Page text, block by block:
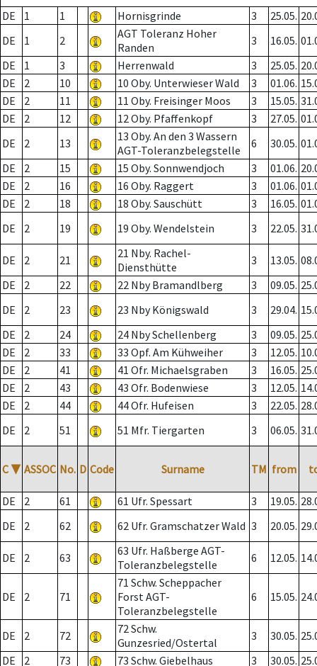
DE 1 1 Hornisgrinde 3 25.05.
DE
1 2
AGT Toleranz Hoher
Randen
3 16.05.
DE
1 3 Herrenwald 3 25.05.
DE
2 10 10 Oby. Unterwieser Wald 3 01.06.
DE
2 11 11 Oby. Freisinger Moos 3 15.05.
DE
2 12 12 Oby. Pfaffenkopf 3 27.05.
DE
2 13
13 Oby. An den 3 Wassern
AGT-Toleranzbelegstelle
6 30.05.
DE
2 15 15 Oby. Sonnwendjoch 3 01.06.
DE
2 16 16 Oby. Raggert 3 01.06.
DE
2 18 18 Oby. Sauschütt 3 16.05.
DE
2 19 19 Oby. Wendelstein 3 22.05.
DE 2 21
21 Nby. Rachel-
Diensthütte
3 13.05.
DE
2 22 22 Nby Bramandlberg 3 09.05.
DE
2 23 23 Nby Königswald 3 29.04.
DE
2 24 24 Nby Schellenberg 3 09.05.
DE
2 33 33 Opf. Am Kühweiher 3 12.05.
DE
2 41 41 Ofr. Michaelsgraben 3 16.05.
DE
2 43 43 Ofr. Bodenwiese 3 12.05.
DE
2 44 44 Ofr. Hufeisen 3 22.05.
DE
2 51 51 Mfr. Tiergarten 3 06.05.
C ▼ ASSOC No. D Code Surname TM from
DE 2 61 61 Ufr. Spessart 3 19.05.
DE
2 62 62 Ufr. Gramschatzer Wald 3 20.05.
DE 2 63
63 Ufr. Haßberge AGT-
Toleranzbelegstelle
6 12.05.
DE 2 71
71 Schw. Scheppacher
Forst AGT-
Toleranzbelegstelle
6 15.05.
DE 2 72
72 Schw.
Gunzesried/Ostertal
3 30.05.
DE
2 73 73 Schw. Giebelhaus 3 30.05.